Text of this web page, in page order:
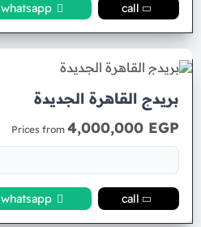
call
whatsapp
بريدج القاهرة الجديدة
Prices from 4,000,000 EGP
call
whatsapp